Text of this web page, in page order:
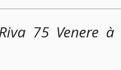
75 Venere à